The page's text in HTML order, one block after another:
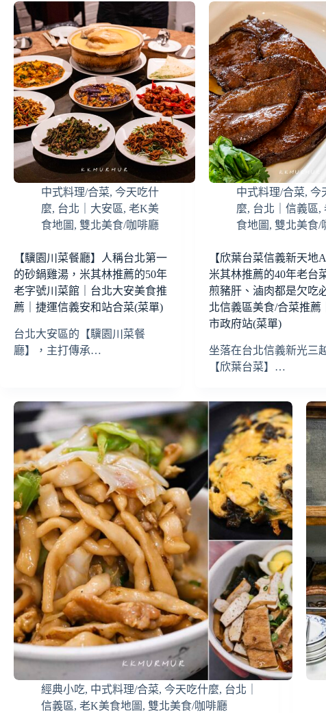
中式料理/合菜, 今天吃什
麼, 台北｜大安區, 老K美
食地圖 , 雙北美食/咖啡廳
【驥園川菜餐廳】人稱台北第一
的砂鍋雞湯，米其林推薦的50年
老字號川菜館｜台北大安美食推
薦｜捷運信義安和站合菜(菜單)
台北大安區的【驥園川菜餐
廳】，主打傳承…
中式料理/合菜, 今
麼, 台北｜信義區,
食地圖 , 雙北美食/
【欣葉台菜信義新天地
米其林推薦的40年老台
煎豬肝、滷肉都是欠吃
北信義區美食/合菜推薦
市政府站(菜單)
坐落在台北信義新光三
【欣葉台菜】…
經典小吃, 中式料理/合菜, 今天吃什麼, 台北｜
信義區, 老K美食地圖 , 雙北美食/咖啡廳